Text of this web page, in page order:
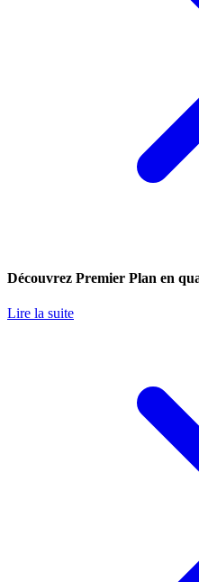
Découvrez Premier Plan en
Lire la suite